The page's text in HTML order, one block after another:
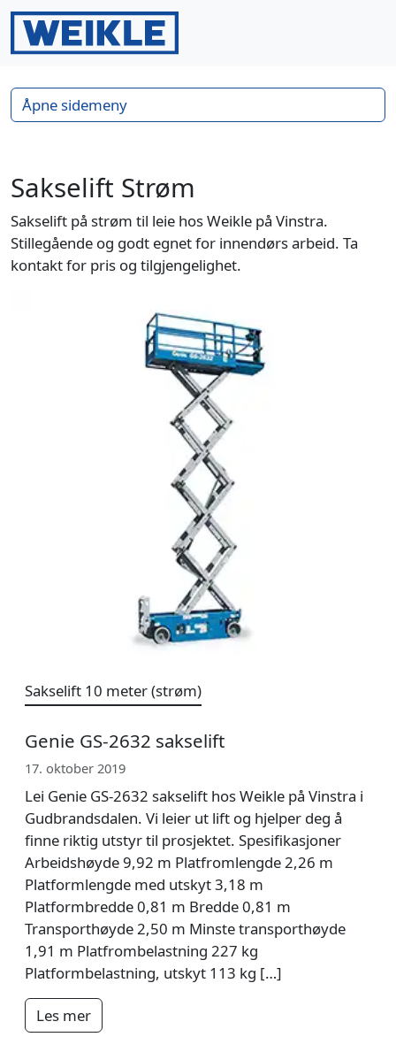
Gå til innhold
Gå til bunntekst
Sakselift Strøm
Sakselift på strøm til leie hos Weikle på Vinstra.
Stillegående og godt egnet for innendørs arbeid. Ta
kontakt for pris og tilgjengelighet.
Sakselift 10 meter (strøm)
Genie GS-2632 sakselift
17. oktober 2019
Lei Genie GS-2632 sakselift hos Weikle på Vinstra i
Gudbrandsdalen. Vi leier ut lift og hjelper deg å
finne riktig utstyr til prosjektet. Spesifikasjoner
Arbeidshøyde 9,92 m Platfromlengde 2,26 m
Platformlengde med utskyt 3,18 m
Platformbredde 0,81 m Bredde 0,81 m
Transporthøyde 2,50 m Minste transporthøyde
1,91 m Platfrombelastning 227 kg
Platformbelastning, utskyt 113 kg […]
Les mer
Åpne sidemeny